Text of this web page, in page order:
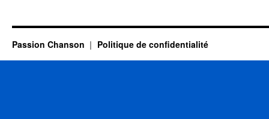
Passion Chanson Politique de confidentialité